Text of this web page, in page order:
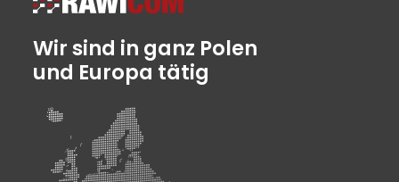
Wir sind in ganz Polen
und Europa tätig